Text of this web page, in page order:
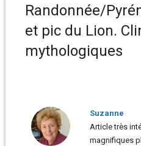
Randonnée/
et pic du Lion.
mythologiques
Suzanne
Article très
magnifiques